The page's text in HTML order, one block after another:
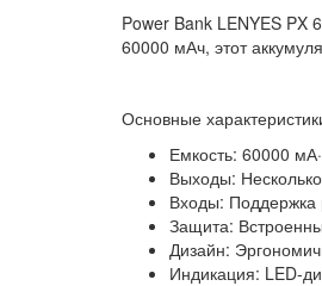
Power Bank LENYES PX
60000 мАч, этот
Основные
Емкость: 60000
Выходы:
Входы: Поддержка
Защита:
Дизайн:
Индикация: LED-